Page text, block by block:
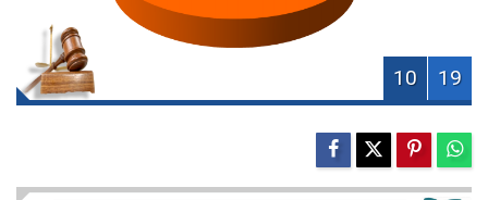
10 19